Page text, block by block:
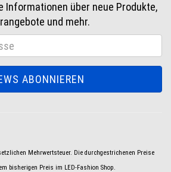
Informationen über neue Produkte,
und mehr.
Mehrwertsteuer. Die durchgestrichenen Preise
bisherigen Preis im LED-Fashion Shop.